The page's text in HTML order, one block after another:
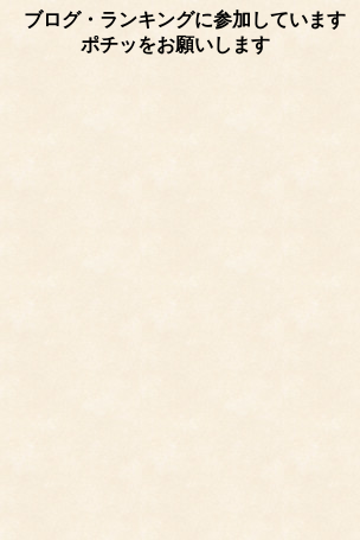
ブログ・ランキングに参加しています
ポチッをお願いします